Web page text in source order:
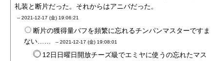
礼装と断片だった。それからはアニバだった。
-- 2021-12-17 (金) 19:06:21
断片の獲得量バフを頻繁に忘れるチンパンマスターですま
ない……
-- 2021-12-17 (金) 19:08:01
12日日曜日開放チーズ級でエミヤに使うの忘れたマス